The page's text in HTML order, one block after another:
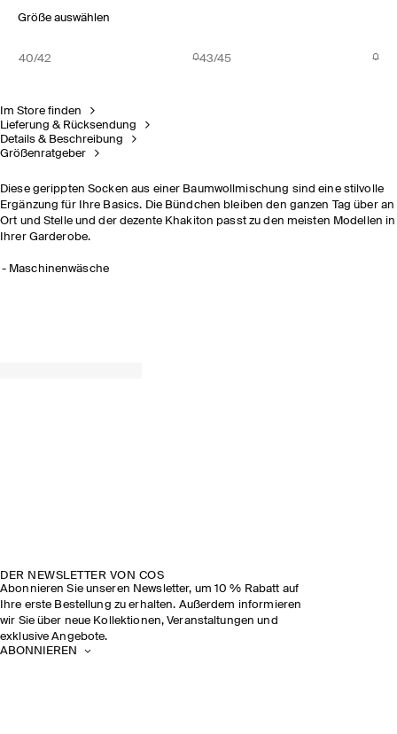
Größe auswählen
40/42 43/45
Im Store finden
Lieferung & Rücksendung
Details & Beschreibung
Größenratgeber
Diese gerippten Socken aus einer Baumwollmischung sind eine stilvolle
Ergänzung für Ihre Basics. Die Bündchen bleiben den ganzen Tag über an
Ort und Stelle und der dezente Khakiton passt zu den meisten Modellen in
Ihrer Garderobe.
Maschinenwäsche
DER NEWSLETTER VON COS
Abonnieren Sie unseren Newsletter, um 10 % Rabatt auf
Ihre erste Bestellung zu erhalten. Außerdem informieren
wir Sie über neue Kollektionen, Veranstaltungen und
exklusive Angebote.
ABONNIEREN